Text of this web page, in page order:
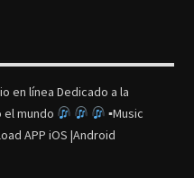
en línea Dedicado a la
el mundo
▪Music
APP iOS |Android